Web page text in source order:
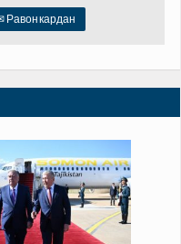
Равон кардан